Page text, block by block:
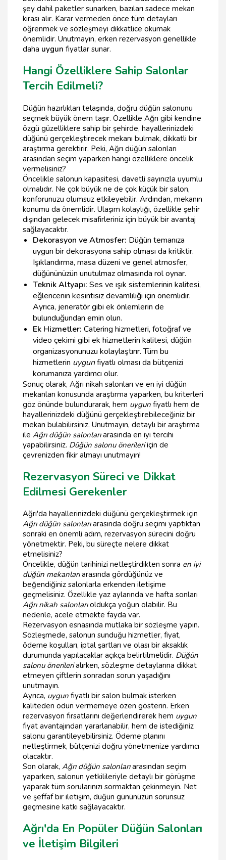
şey dahil paketler sunarken, bazıları sadece mekan
kirası alır. Karar vermeden önce tüm detayları
öğrenmek ve sözleşmeyi dikkatlice okumak
önemlidir. Unutmayın, erken rezervasyon genellikle
daha uygun fiyatlar sunar.
Hangi Özelliklere Sahip Salonlar
Tercih Edilmeli?
Düğün hazırlıkları telaşında, doğru düğün salonunu
seçmek büyük önem taşır. Özellikle Ağrı gibi kendine
özgü güzelliklere sahip bir şehirde, hayallerinizdeki
düğünü gerçekleştirecek mekanı bulmak, dikkatli bir
araştırma gerektirir. Peki, Ağrı düğün salonları
arasından seçim yaparken hangi özelliklere öncelik
vermelisiniz?
Öncelikle salonun kapasitesi, davetli sayınızla uyumlu
olmalıdır. Ne çok büyük ne de çok küçük bir salon,
konforunuzu olumsuz etkileyebilir. Ardından, mekanın
konumu da önemlidir. Ulaşım kolaylığı, özellikle şehir
dışından gelecek misafirleriniz için büyük bir avantaj
sağlayacaktır.
Dekorasyon ve Atmosfer: Düğün temanıza
uygun bir dekorasyona sahip olması da kritiktir.
Işıklandırma, masa düzeni ve genel atmosfer,
düğününüzün unutulmaz olmasında rol oynar.
Teknik Altyapı: Ses ve ışık sistemlerinin kalitesi,
eğlencenin kesintisiz devamlılığı için önemlidir.
Ayrıca, jeneratör gibi ek önlemlerin de
bulunduğundan emin olun.
Ek Hizmetler: Catering hizmetleri, fotoğraf ve
video çekimi gibi ek hizmetlerin kalitesi, düğün
organizasyonunuzu kolaylaştırır. Tüm bu
hizmetlerin uygunfiyatlı olması da bütçenizi
korumanıza yardımcı olur.
Sonuç olarak, Ağrı nikah salonları ve en iyi düğün
mekanları konusunda araştırma yaparken, bu kriterleri
göz önünde bulundurarak, hem uygun fiyatlı hem de
hayallerinizdeki düğünü gerçekleştirebileceğiniz bir
mekan bulabilirsiniz. Unutmayın, detaylı bir araştırma
ile Ağrı düğün salonlarıarasinda en iyi tercihi
yapabilirsiniz. Düğün salonu önerileriiçin de
çevrenizden fikir almayı unutmayın!
Rezervasyon Süreci ve Dikkat
Edilmesi Gerekenler
Ağrı'da hayallerinizdeki düğünü gerçekleştirmek için
Ağrı düğün salonlarıarasında doğru seçimi yaptıktan
sonraki en önemli adım, rezervasyon sürecini doğru
yönetmektir. Peki, bu süreçte nelere dikkat
etmelisiniz?
Öncelikle, düğün tarihinizi netleştirdikten sonra en iyi
düğün mekanlarıarasında gördüğünüz ve
beğendiğiniz salonlarla erkenden iletişime
geçmelisiniz. Özellikle yaz aylarında ve hafta sonları
Ağrı nikah salonlarıoldukça yoğun olabilir. Bu
nedenle, acele etmekte fayda var.
Rezervasyon esnasında mutlaka bir sözleşme yapın.
Sözleşmede, salonun sunduğu hizmetler, fiyat,
ödeme koşulları, iptal şartları ve olası bir aksaklık
durumunda yapılacaklar açıkça belirtilmelidir. Düğün
salonu önerilerialırken, sözleşme detaylarına dikkat
etmeyen çiftlerin sonradan sorun yaşadığını
unutmayın.
Ayrıca, uygun fiyatlı bir salon bulmak isterken
kaliteden ödün vermemeye özen gösterin. Erken
rezervasyon fırsatlarını değerlendirerek hem uygun
fiyat avantajından yararlanabilir, hem de istediğiniz
salonu garantileyebilirsiniz. Ödeme planını
netleştirmek, bütçenizi doğru yönetmenize yardımcı
olacaktır.
Son olarak, Ağrı düğün salonlarıarasından seçim
yaparken, salonun yetkilileriyle detaylı bir görüşme
yaparak tüm sorularınızı sormaktan çekinmeyin. Net
ve şeffaf bir iletişim, düğün gününüzün sorunsuz
geçmesine katkı sağlayacaktır.
Ağrı'da En Popüler Düğün Salonları
ve İletişim Bilgileri